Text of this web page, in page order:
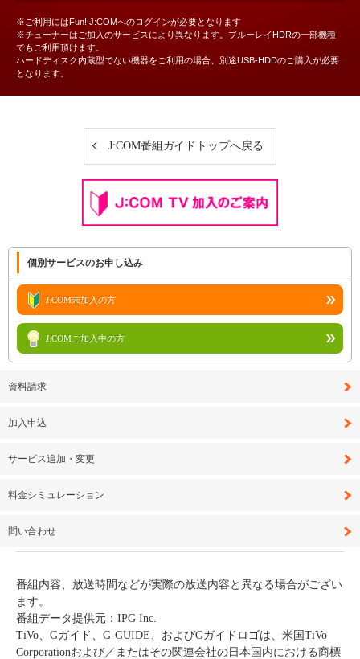
※ご利用にはFun! J:COMへのログインが必要となります
※チューナーはご加入のサービスにより異なります。ブルーレイHDRの一部機種
でもご利用頂けます。
ハードディスク内蔵型でない機器をご利用の場合、別途USB-HDDのご購入が必要
となります。
J:COM番組ガイドトップへ戻る
個別サービスのお申し込み
J:COM未加入の方
J:COMご加入中の方
資料請求
加入申込
サービス追加・変更
料金シミュレーション
問い合わせ
番組内容、放送時間などが実際の放送内容と異なる場合がござい
ます。
番組データ提供元：IPG Inc.
TiVo、Gガイド、G-GUIDE、およびGガイドロゴは、米国TiVo
Corporationおよび／またはその関連会社の日本国内における商標